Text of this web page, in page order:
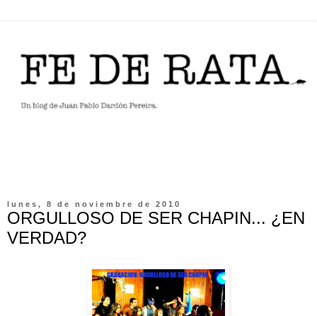
lunes, 8 de noviembre de 2010
ORGULLOSO DE SER CHAPIN... ¿EN
VERDAD?